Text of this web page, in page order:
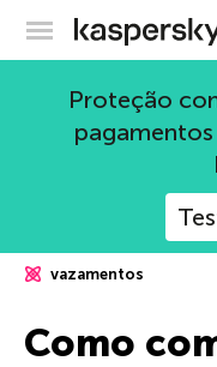
Proteção
vazamentos
Como